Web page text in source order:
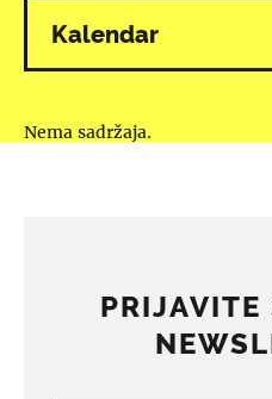
Kalendar
Nema sadržaja.
PRIJAVITE